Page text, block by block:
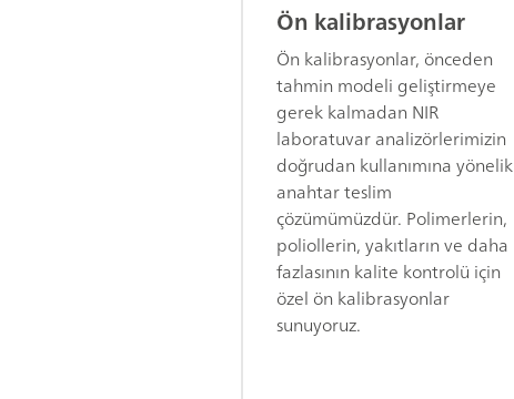
Ön kalibrasyonlar
Ön kalibrasyonlar, önceden
tahmin modeli geliştirmeye
gerek kalmadan NIR
laboratuvar analizörlerimizin
doğrudan kullanımına yönelik
anahtar teslim
çözümümüzdür. Polimerlerin,
poliollerin, yakıtların ve daha
fazlasının kalite kontrolü için
özel ön kalibrasyonlar
sunuyoruz.